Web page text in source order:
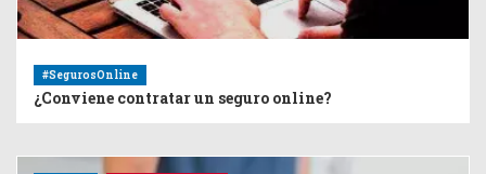
#SegurosOnline
¿Conviene contratar un seguro online?